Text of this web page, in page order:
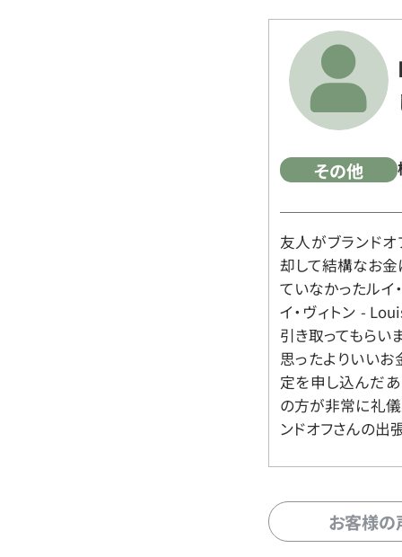
その他
友人がブランド
却して結構なお金
ていなかったルイ
イ・ヴィトン -
引き取ってもらい
思ったよりいいお
定を申し込んだ
の方が非常に礼儀
ンドオフさんの出
お客様